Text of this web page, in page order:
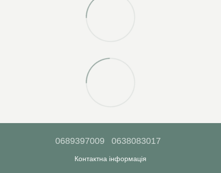
0689397009 0638083017
Контактна інформація